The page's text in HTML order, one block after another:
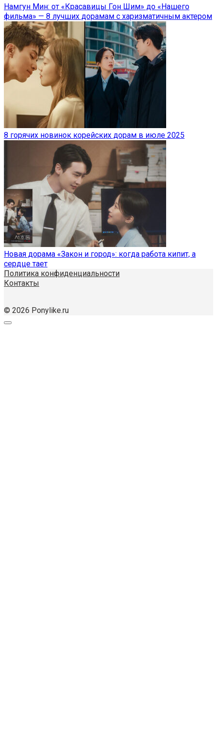
Намгун Мин: от «Красавицы Гон Шим» до «Нашего
фильма» — 8 лучших дорамам с харизматичным актером
8 горячих новинок корейских дорам в июле 2025
Новая дорама «Закон и город»: когда работа кипит, а
сердце тает
Политика конфиденциальности
Контакты
© 2026 Ponylike.ru